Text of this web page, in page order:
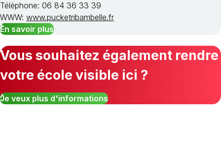
Téléphone: 06 84 36 33 39
WWW: www.pucketribambelle.fr
En savoir plus
Vous souhaitez également rendre
votre école visible ici ?
Je veux plus d'informations